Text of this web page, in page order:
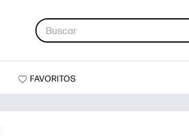
FAVORITOS